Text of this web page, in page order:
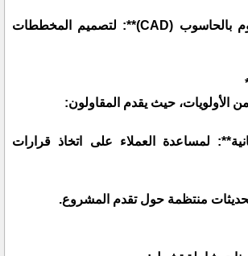
- **التصميم المدعوم بالحاسوب (CAD)**: لتصميم المخططات
الأولويات، حيث يقدم المقاولون:
لمساعدة العملاء على اتخاذ قرارات
منتظمة حول تقدم المشروع.